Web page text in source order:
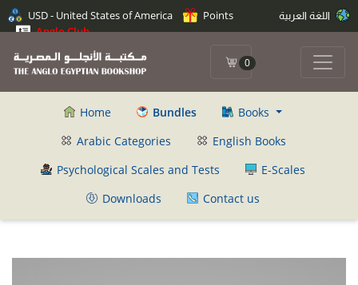
USD - United States of America
Points
Anglo Club
0
Home Bundles
Books
Arabic Categories
English Books
Psychological Scales and Tests
E-Scales
Downloads
Contact us